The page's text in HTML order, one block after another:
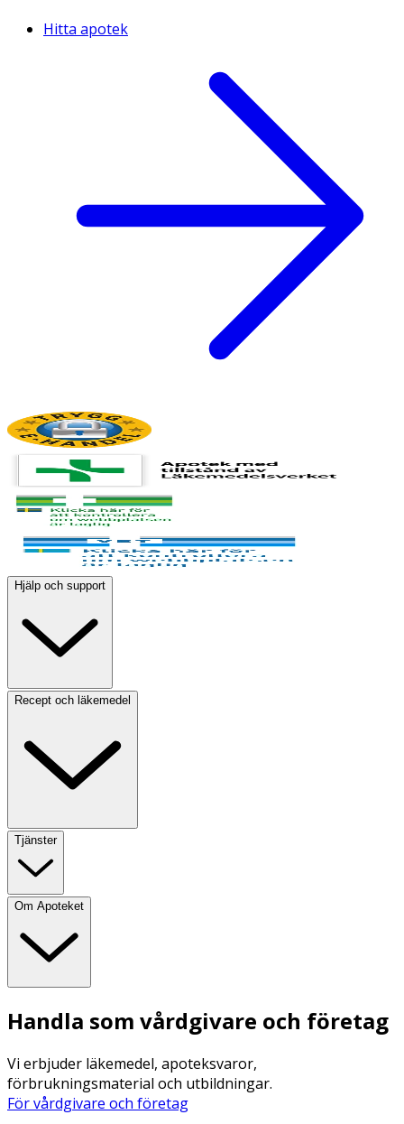
Hitta apotek
Hjälp och support
Recept och läkemedel
Tjänster
Om Apoteket
Handla som vårdgivare och företag
Vi erbjuder läkemedel, apoteksvaror,
förbrukningsmaterial och utbildningar.
För vårdgivare och företag